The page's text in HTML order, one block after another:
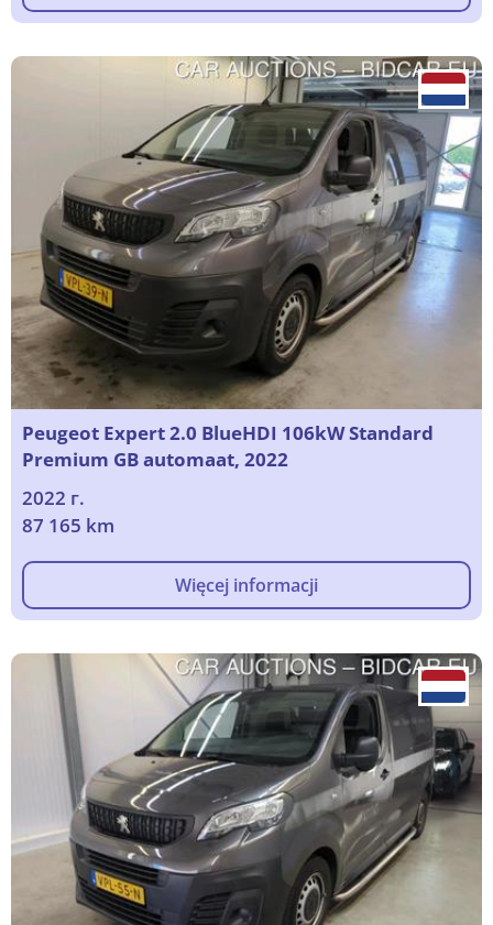
Peugeot Expert 2.0 BlueHDI 106kW Standard
Premium GB automaat, 2022
2022 г.
87 165 km
Więcej informacji